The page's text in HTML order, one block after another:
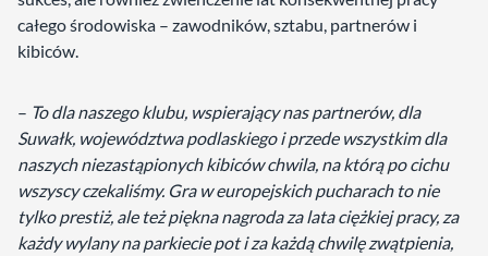
całego środowiska – zawodników, sztabu, partnerów i
kibiców.
– To dla naszego klubu, wspierający nas partnerów, dla
Suwałk, województwa podlaskiego i przede wszystkim dla
naszych niezastąpionych kibiców chwila, na którą po cichu
wszyscy czekaliśmy. Gra w europejskich pucharach to nie
tylko prestiż, ale też piękna nagroda za lata ciężkiej pracy, za
każdy wylany na parkiecie pot i za każdą chwilę zwątpienia,